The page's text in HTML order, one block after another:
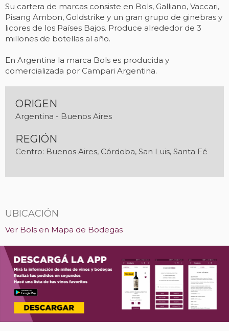
Su cartera de marcas consiste en Bols, Galliano, Vaccari,
Pisang Ambon, Goldstrike y un gran grupo de ginebras y
licores de los Países Bajos. Produce alrededor de 3
millones de botellas al año.
En Argentina la marca Bols es producida y
comercializada por Campari Argentina.
ORIGEN
Argentina - Buenos Aires
REGIÓN
Centro: Buenos Aires, Córdoba, San Luis, Santa Fé
UBICACIÓN
Ver Bols en Mapa de Bodegas